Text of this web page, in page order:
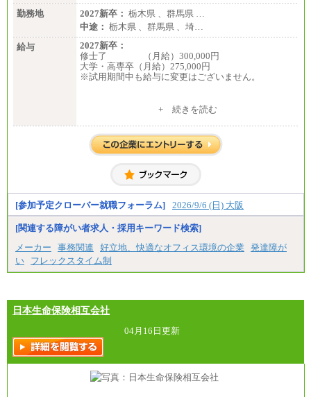
勤務地
2027新卒： 栃木県 、群馬県 …
中途： 栃木県 、群馬県 、埼…
給与
2027新卒：
修士了 （月給）300,000円
大学・高専卒（月給）275,000円
※試用期間中も給与に変更はございません。
大学・高専卒（月給）275,000円
※試用期間中も給与に変更はございません。
+ 続きを読む
[参加予定クローバー就職フォーラム] 2026/9/6 (日) 大阪
[関連する障がい者求人・採用キーワード検索]
メーカー
事務関連 好立地、快適なオフィス環境の企業
発達障が
い
フレックスタイム制
日本生命保険相互会社
04月16日更新